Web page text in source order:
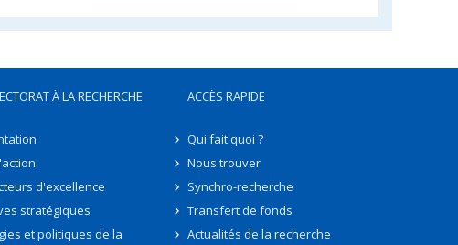
À LA RECHERCHE
d'excellence
stratégiques
et politiques de la
ACCÈS RAPIDE
Qui fait quoi ?
Nous trouver
Synchro-recherche
Transfert de fonds
Actualités de la recherche